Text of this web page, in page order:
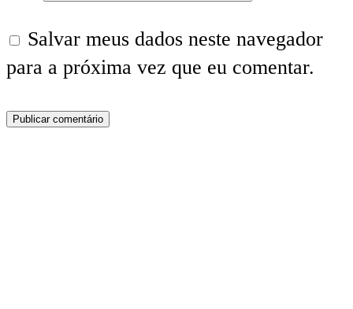
Salvar meus dados neste navegador
para a próxima vez que eu comentar.